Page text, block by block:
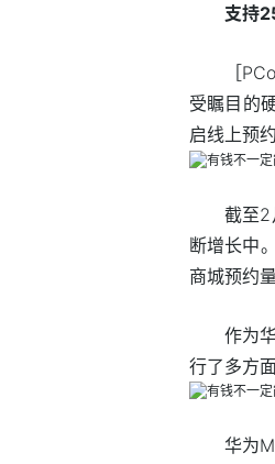
支持
［
受瞩目的
启线上预
截至2
断增长中
商城预约
作为
行了多方
华为